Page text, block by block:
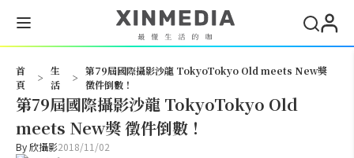
首
頁
>
生
活
>
第79屆國際攝影沙龍 TokyoTokyo Old meets New獎
徵件倒數！
第79屆國際攝影沙龍 TokyoTokyo Old
meets New獎 徵件倒數！
By欣攝影2018/11/02